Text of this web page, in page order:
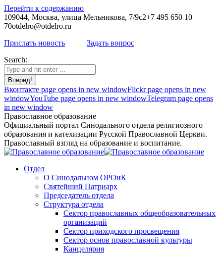
Перейти к содержанию
109044, Москва, улица Мельникова, 7/9с2+7 495 650 10
70otdelro@otdelro.ru
Прислать новость
Задать вопрос
Search:
Вконтакте page opens in new windowFlickr page opens in new
windowYouTube page opens in new windowTelegram page opens
in new window
Православное образование
Официальный портал Синодального отдела религиозного
образования и катехизации Русской Православной Церкви.
Православный взгляд на образование и воспитание.
Отдел
О Синодальном ОРОиК
Святейший Патриарх
Председатель отдела
Структура отдела
Сектор православных общеобразовательных
организаций
Сектор приходского просвещения
Сектор основ православной культуры
Канцелярия